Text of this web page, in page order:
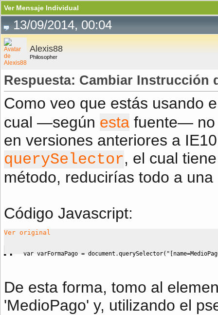
Ver Mensaje Individual
13/09/2014, 00:04
Alexis88
Philosopher
Respuesta: Cambiar Instrucción
Como veo que estás usando
cual ―según esta fuente― no
en versiones anteriores a
querySelector, el cual
método, reducirías todo a
Código Javascript:
Ver original
var varFormaPago = document.querySelector(
De esta forma, tomo al
'MedioPago' y, utilizando el